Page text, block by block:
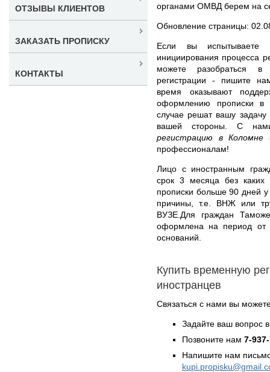
органами ОМВД берем на
Обновление страницы:
Если вы испытываете
инициирования процесса
можете разобраться в
регистрации - пишите
время оказывают
оформлению прописки
случае решат вашу
вашей стороны. С
регистрацию в Коломне
профессионалам!
Лицо с иностранным
срок 3 месяца без
прописки больше 90 дней
причины, т.е. ВНЖ или
ВУЗЕ.Для граждан
оформлена на период
оснований.
Купить временную
иностранцев
Связаться с нами вы
Задайте ваш вопрос
Позвоните нам 7-
Напишите нам
ОТЗЫВЫ КЛИЕНТОВ
ЗАКАЗАТЬ ПРОПИСКУ
КОНТАКТЫ